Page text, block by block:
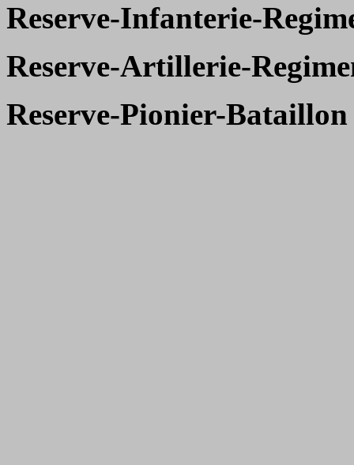
Reserve-Infanterie-
Reserve-Artillerie-
Reserve-Pionier-Bataillon